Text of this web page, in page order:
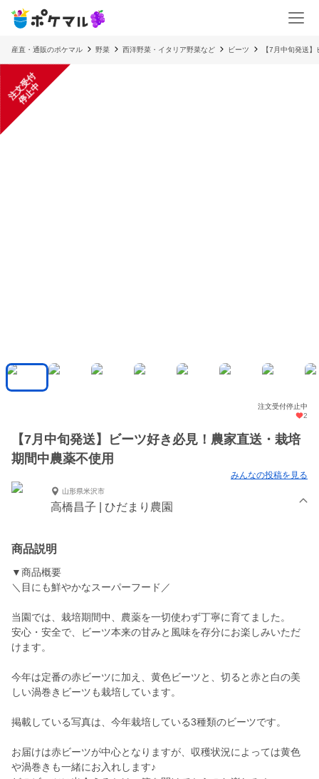
産直・通販のポケマル 野菜 西洋野菜・イタリア野菜など ビーツ 【7月中旬発送
注
文
受
付
停
止
中
注文受付停止中
2
【7月中旬発送】ビーツ好き必見！農家直送・栽培
期間中農薬不使用
みんなの投稿を見る
山形県米沢市
高橋昌子 | ひだまり農園
商品説明
▼商品概要
＼目にも鮮やかなスーパーフード／
当園では、栽培期間中、農薬を一切使わず丁寧に育てました。
安心・安全で、ビーツ本来の甘みと風味を存分にお楽しみいただ
けます。
今年は定番の赤ビーツに加え、黄色ビーツと、切ると赤と白の美
しい渦巻きビーツも栽培しています。
掲載している写真は、今年栽培している3種類のビーツです。
お届けは赤ビーツが中心となりますが、収穫状況によっては黄色
や渦巻きも一緒にお入れします♪